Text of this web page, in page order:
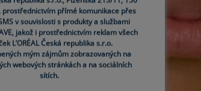
prostřednictvím přímé komunikace přes
v souvislosti s produkty a službami
jakož i prostřednictvím reklam všech
L’ORÉAL Česká republika s.r.o.
mým zájmům zobrazovaných na
webových stránkách a na sociálních
sítích.
prostřednictvím přímé komunikace přes
v souvislosti s produkty a službami
jakož i prostřednictvím reklam všech
L’ORÉAL Česká republika s.r.o.
mým zájmům zobrazovaných na
webových stránkách a na sociálních
sítích.